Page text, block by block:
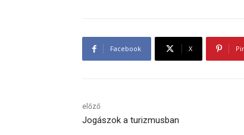
Facebook X
előző
Jogászok a turizmusban